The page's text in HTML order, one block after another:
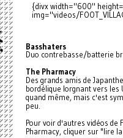
{divx width="600"
img="videos/
Basshaters
Duo contrebasse/batterie
The Pharmacy
Des grands amis de
bordélique lorgnant vers les
quand même, mais c'est
peu.
Pour voir d'autres vidéos de
Pharmacy, cliquer sur "lire la